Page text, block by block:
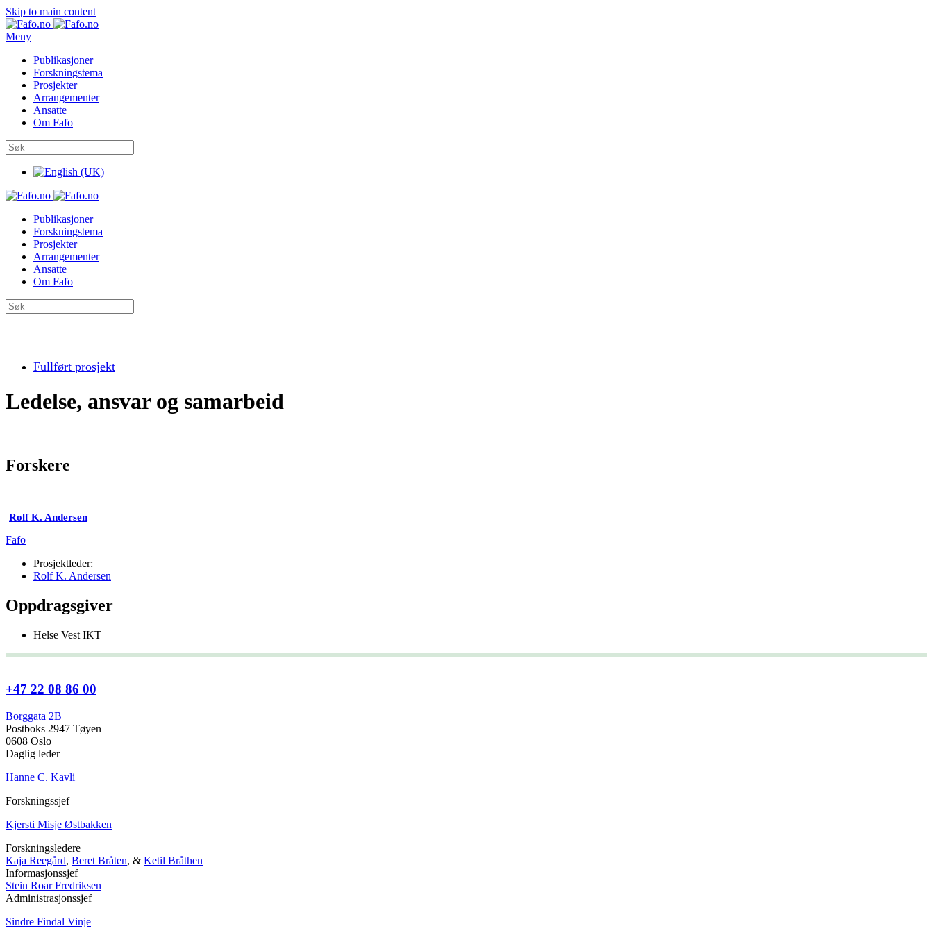
Skip to main content
Meny
Publikasjoner
Forskningstema
Prosjekter
Arrangementer
Ansatte
Om Fafo
Publikasjoner
Forskningstema
Prosjekter
Arrangementer
Ansatte
Om Fafo
Fullført prosjekt
Ledelse, ansvar og samarbeid
Forskere
Rolf K. Andersen
Fafo
Prosjektleder:
Rolf K. Andersen
Oppdragsgiver
Helse Vest IKT
+47 22 08 86 00
Borggata 2B
Postboks 2947 Tøyen
0608 Oslo
Daglig leder
Hanne C. Kavli
Forskningssjef
Kjersti Misje Østbakken
Forskningsledere
Kaja Reegård, Beret Bråten, & Ketil Bråthen
Informasjonssjef
Stein Roar Fredriksen
Administrasjonssjef
Sindre Findal Vinje